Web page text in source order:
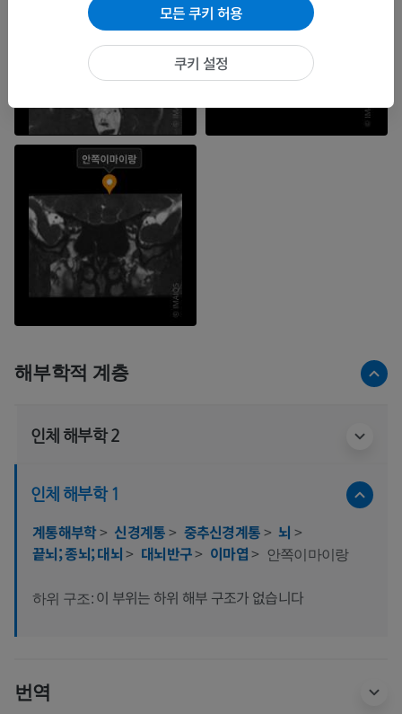
해부학적 계층
인체 해부학 2
인체 해부학 1
계통해부학> 신경계통> 중추신경계통> 뇌 >
끝뇌; 종뇌; 대뇌> 대뇌반구> 이마엽> 안쪽이마이랑
하위 구조: 이 부위는 하위 해부 구조가 없습니다
번역
모든 쿠키 허용
쿠키 설정